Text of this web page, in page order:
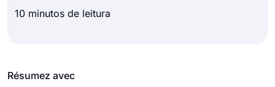
10 minutos de leitura
Résumez avec